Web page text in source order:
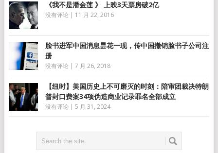
《我不是潘金莲 》 上映3天票房破2亿
没有评论 | 11 月 22, 2016
脸书进军中国消息昙花一现，传中国撤销脸书子公司注
册
没有评论 | 7 月 26, 2018
【纽时】美国历史上不可磨灭的时刻：陪审团裁决特朗
普封口费案34项伪造商业记录罪名全部成立
没有评论 | 5 月 31, 2024